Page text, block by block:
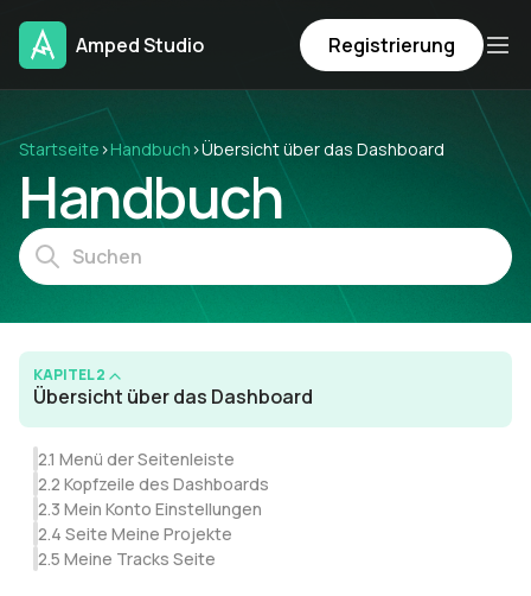
Amped Studio Registrierung
Startseite ›Handbuch ›Übersicht über das Dashboard
Handbuch
KAPITEL 2
Übersicht über das Dashboard
2.1 Menü der Seitenleiste
2.2 Kopfzeile des Dashboards
2.3 Mein Konto Einstellungen
2.4 Seite Meine Projekte
2.5 Meine Tracks Seite